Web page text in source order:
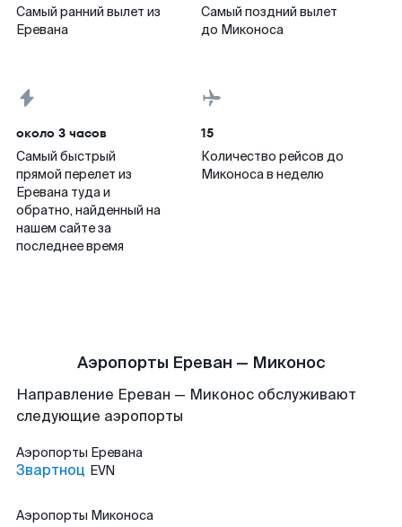
Самый ранний вылет из
Еревана
Самый поздний вылет
до Миконоса
около 3 часов
Самый быстрый
прямой перелет из
Еревана туда и
обратно, найденный на
нашем сайте за
последнее время
15
Количество рейсов до
Миконоса в неделю
Аэропорты Ереван — Миконос
Направление Ереван — Миконос обслуживают
следующие аэропорты
Аэропорты Еревана
Звартноц EVN
Аэропорты Миконоса